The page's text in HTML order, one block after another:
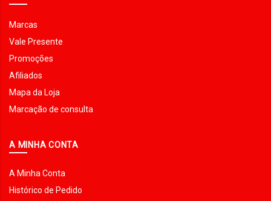
Marcas
Vale Presente
Promoções
Afiliados
Mapa da Loja
Marcação de consulta
A MINHA CONTA
A Minha Conta
Histórico de Pedido